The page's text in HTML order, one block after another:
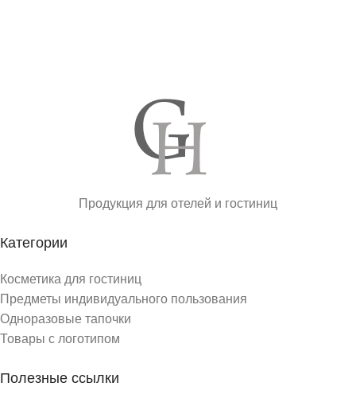
Продукция для отелей и гостиниц
Категории
Косметика для гостиниц
Предметы индивидуального пользования
Одноразовые тапочки
Товары с логотипом
Полезные ссылки